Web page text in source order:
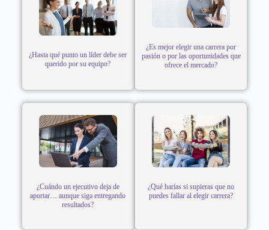
¿Hasta qué punto un líder debe ser
querido por su equipo?
¿Es mejor elegir una carrera por
pasión o por las oportunidades que
ofrece el mercado?
¿Cuándo un ejecutivo deja de
aportar… aunque siga entregando
resultados?
¿Qué harías si supieras que no
puedes fallar al elegir carrera?